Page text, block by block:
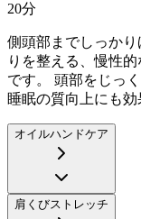
20分
側頭部までしっか
りを整える、慢性
です。 頭部をじっ
睡眠の質向上にも効
オイルハンドケア
肩くびストレッチ